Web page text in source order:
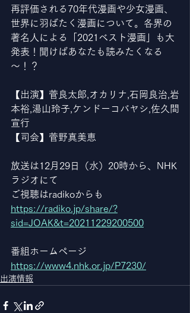
再評価される70年代漫画や少女漫画、
世界に羽ばたく漫画について。各界の
著名人による「2021ベスト漫画」も大
発表！聞けばあなたも読みたくなる
～！？
【出演】菅良太郎,オカリナ,石岡良治,岩
本裕,湯山玲子,ケンドーコバヤシ,佐久間
宣行
【司会】菅野真美恵
放送は12月29日（水）20時から、NHK
ラジオにて
ご視聴はradikoからも
https://radiko.jp/share/?
sid=JOAK&t=20211229200500
番組ホームページ
https://www4.nhk.or.jp/P7230/
出演情報